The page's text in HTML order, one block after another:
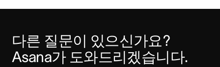
다른 질문이 있으신가요?
Asana가 도와드리겠습니다.